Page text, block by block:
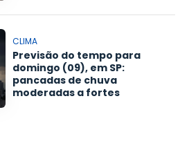
CLIMA
Previsão do tempo para
domingo (09), em SP:
pancadas de chuva
moderadas a fortes